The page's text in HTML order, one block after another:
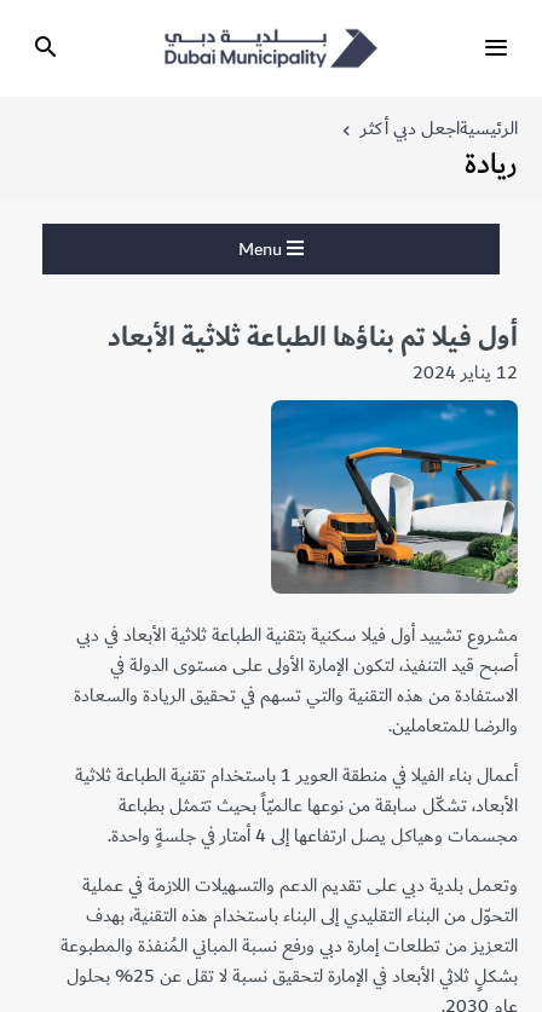
الرئيسيةاجعل دبي أكثر
ريادة
أول فيلا تم بناؤها الطباعة ثلاثية الأبعاد
12 يناير 2024
مشروع تشييد أول فيلا سكنية بتقنية الطباعة ثلاثية الأبعاد في دبي
أصبح قيد التنفيذ، لتكون الإمارة الأولى على مستوى الدولة في
الاستفادة من هذه التقنية والتي تسهم في تحقيق الريادة والسعادة
والرضا للمتعاملين.
أعمال بناء الفيلا في منطقة العوير 1 باستخدام تقنية الطباعة ثلاثية
الأبعاد، تشكّل سابقة من نوعها عالميّاً بحيث تتمثل بطباعة
مجسمات وهياكل يصل ارتفاعها إلى 4 أمتار في جلسةٍ واحدة.
وتعمل بلدية دبي على تقديم الدعم والتسهيلات اللازمة في عملية
التحوّل من البناء التقليدي إلى البناء باستخدام هذه التقنية، بهدف
التعزيز من تطلعات إمارة دبي ورفع نسبة المباني المُنفذة والمطبوعة
بشكلٍ ثلاثي الأبعاد في الإمارة لتحقيق نسبة لا تقل عن 25% بحلول